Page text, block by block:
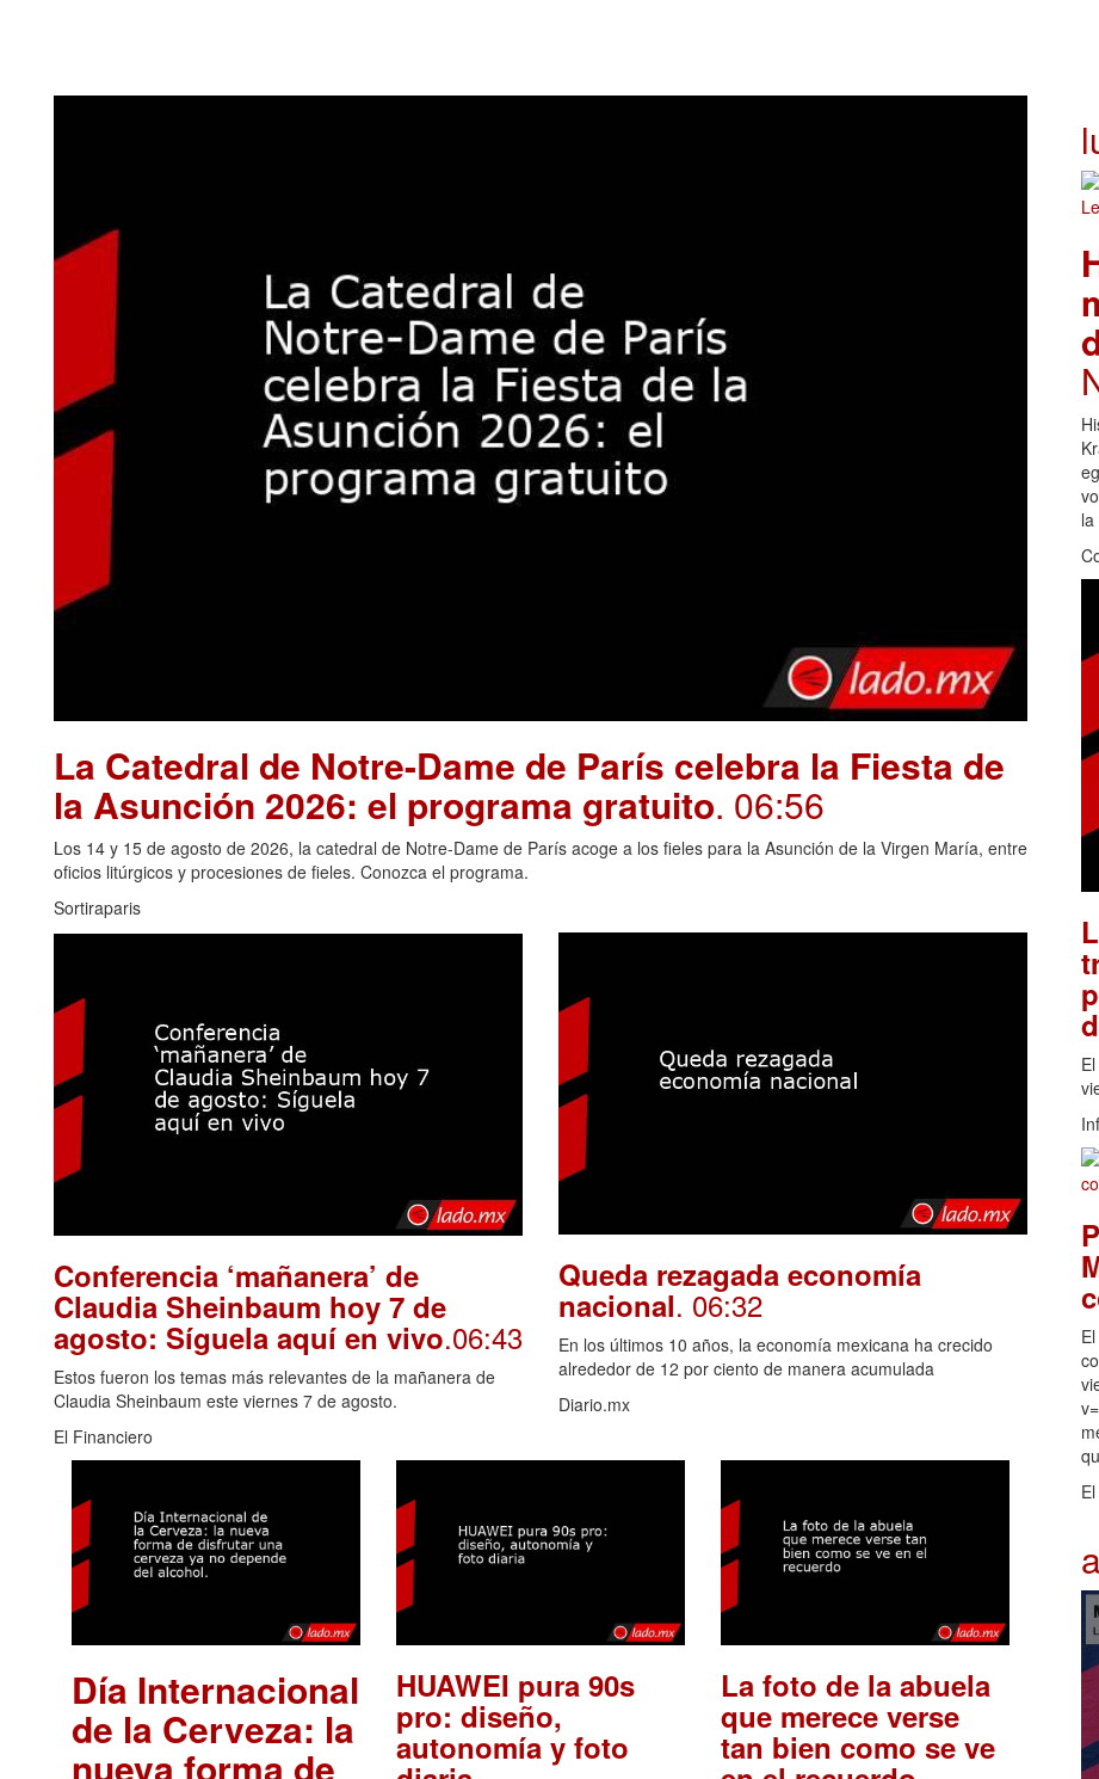
La Catedral de Notre-Dame de París celebra la Fiesta de
la Asunción 2026: el programa gratuito. 06:56
Los 14 y 15 de agosto de 2026, la catedral de Notre-Dame de París acoge a los fieles para la Asunción de la Virgen María, entre
oficios litúrgicos y procesiones de fieles. Conozca el programa.
Sortiraparis
Conferencia ‘mañanera’ de
Claudia Sheinbaum hoy 7 de
agosto: Síguela aquí en vivo.06:43
Estos fueron los temas más relevantes de la mañanera de
Claudia Sheinbaum este viernes 7 de agosto.
El Financiero
Queda rezagada economía
nacional. 06:32
En los últimos 10 años, la economía mexicana ha crecido
alrededor de 12 por ciento de manera acumulada
Diario.mx
Día Internacional
de la Cerveza: la
nueva forma de
HUAWEI pura 90s
pro: diseño,
autonomía y foto
La foto de la abuela
que merece verse
tan bien como se ve